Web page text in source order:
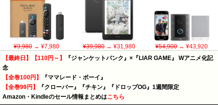
¥9,980→ ¥7,980 ¥39,980→ ¥31,980 ¥54,900→ ¥43,920
【最終日】【110円～】
『ジャンケットバンク』×『LIAR GAME』 Wアニメ化記
念
【全巻100円】
『ママレード・ボーイ』
【全巻99円】
『クローバー』『チキン』『ドロップOG』1週間限定
Amazon・Kindleのセール情報まとめはこちら